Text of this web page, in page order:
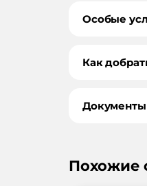
Особые
Как
Документы
Похожие